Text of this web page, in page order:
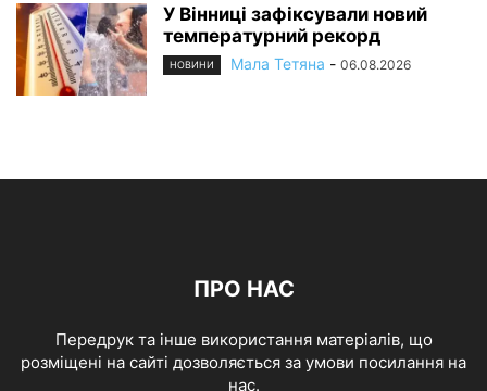
У Вінниці зафіксували новий
температурний рекорд
НОВИНИ Мала Тетяна - 06.08.2026
ПРО НАС
Передрук та інше використання матеріалів, що
розміщені на сайті дозволяється за умови посилання на
нас.